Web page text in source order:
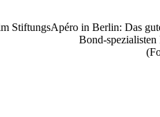
StiftungsApéro in Berlin: Das
Bond-